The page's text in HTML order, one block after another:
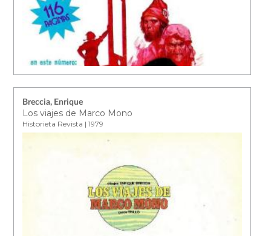
Breccia, Enrique
Los viajes de Marco Mono
Historieta Revista | 1979